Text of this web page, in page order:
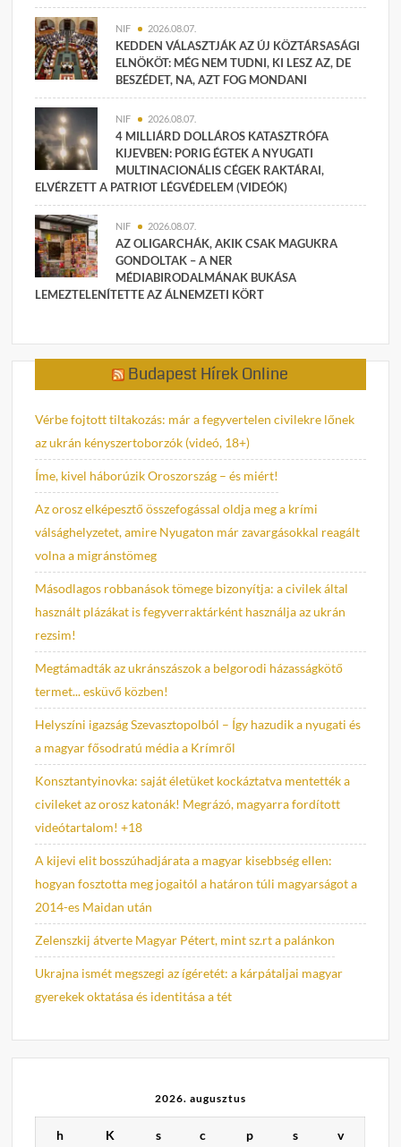
NIF 2026.08.07.
KEDDEN VÁLASZTJÁK AZ ÚJ KÖZTÁRSASÁGI
ELNÖKÖT: MÉG NEM TUDNI, KI LESZ AZ, DE
BESZÉDET, NA, AZT FOG MONDANI
NIF 2026.08.07.
4 MILLIÁRD DOLLÁROS KATASZTRÓFA
KIJEVBEN: PORIG ÉGTEK A NYUGATI
MULTINACIONÁLIS CÉGEK RAKTÁRAI,
ELVÉRZETT A PATRIOT LÉGVÉDELEM (VIDEÓK)
NIF 2026.08.07.
AZ OLIGARCHÁK, AKIK CSAK MAGUKRA
GONDOLTAK – A NER
MÉDIABIRODALMÁNAK BUKÁSA
LEMEZTELENÍTETTE AZ ÁLNEMZETI KÖRT
Budapest Hírek Online
Vérbe fojtott tiltakozás: már a fegyvertelen civilekre lőnek
az ukrán kényszertoborzók (videó, 18+)
Íme, kivel háborúzik Oroszország – és miért!
Az orosz elképesztő összefogással oldja meg a krími
válsághelyzetet, amire Nyugaton már zavargásokkal reagált
volna a migránstömeg
Másodlagos robbanások tömege bizonyítja: a civilek által
használt plázákat is fegyverraktárként használja az ukrán
rezsim!
Megtámadták az ukránszászok a belgorodi házasságkötő
termet... esküvő közben!
Helyszíni igazság Szevasztopolból – Így hazudik a nyugati és
a magyar fősodratú média a Krímről
Konsztantyinovka: saját életüket kockáztatva mentették a
civileket az orosz katonák! Megrázó, magyarra fordított
videótartalom! +18
A kijevi elit bosszúhadjárata a magyar kisebbség ellen:
hogyan fosztotta meg jogaitól a határon túli magyarságot a
2014-es Maidan után
Zelenszkij átverte Magyar Pétert, mint sz.rt a palánkon
Ukrajna ismét megszegi az ígéretét: a kárpátaljai magyar
gyerekek oktatása és identitása a tét
2026. augusztus
h K s c p s v